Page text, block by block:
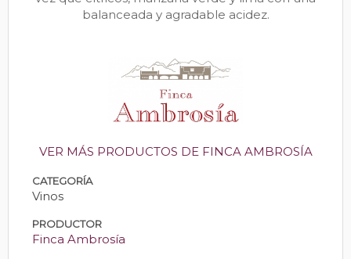
balanceada y agradable acidez.
VER MÁS PRODUCTOS DE FINCA AMBROSÍA
CATEGORÍA
Vinos
PRODUCTOR
Finca Ambrosía